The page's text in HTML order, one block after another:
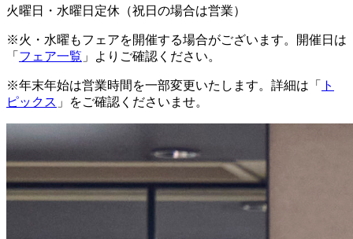
火曜日・水曜日定休（祝日の場合は営業）
※火・水曜もフェアを開催する場合がございます。開催日は
「 フェア一覧 」よりご確認ください。
※年末年始は営業時間を一部変更いたします。詳細は「
ト
ピックス 」をご確認くださいませ。